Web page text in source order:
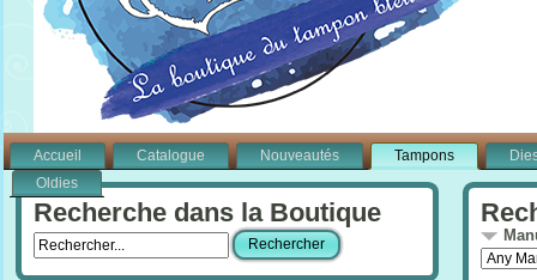
Accueil Catalogue Nouveautés Tampons
Oldies
Recherche dans la Boutique